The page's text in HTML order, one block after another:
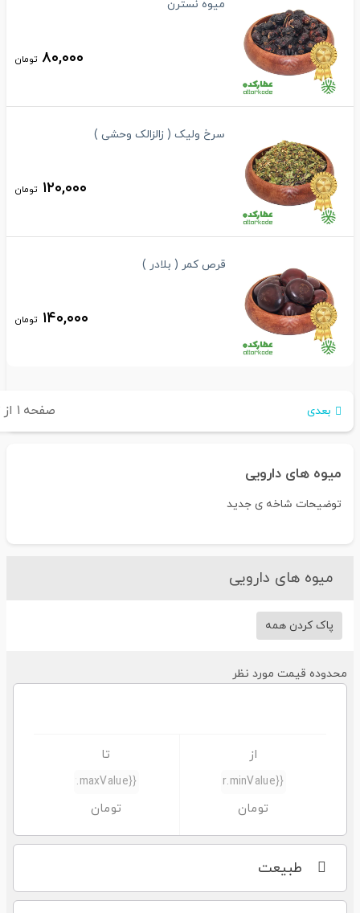
میوه نسترن
۸۰,۰۰۰ تومان
سرخ ولیک ( زالزالک وحشی )
۱۲۰,۰۰۰ تومان
قرص کمر ( بلادر )
۱۴۰,۰۰۰ تومان
صفحه ۱ از ۲ بعدی
میوه های دارویی
توضیحات شاخه ی جدید
میوه های دارویی
پاک کردن همه
قیمت مورد نظر
طبیعت